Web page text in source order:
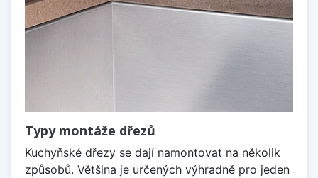
Typy montáže dřezů
Kuchyňské dřezy se dají namontovat na několik
způsobů. Většina je určených výhradně pro jeden